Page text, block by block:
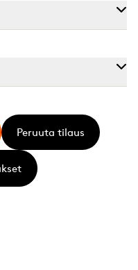
Peruuta tilaus